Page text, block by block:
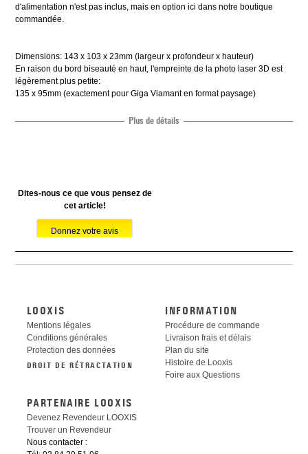
d'alimentation n'est pas inclus, mais en option ici dans notre boutique
commandée.
Dimensions: 143 x 103 x 23mm (largeur x profondeur x hauteur)
En raison du bord biseauté en haut, l'empreinte de la photo laser 3D est
légèrement plus petite:
135 x 95mm (exactement pour Giga Viamant en format paysage)
Plus de détails
Dites-nous ce que vous pensez de
cet article!
LOOXIS
Mentions légales
Conditions générales
Protection des données
DROIT DE RÉTRACTATION
INFORMATION
Procédure de commande
Livraison frais et délais
Plan du site
Histoire de Looxis
Foire aux Questions
PARTENAIRE LOOXIS
Devenez Revendeur LOOXIS
Trouver un Revendeur
Nous contacter :